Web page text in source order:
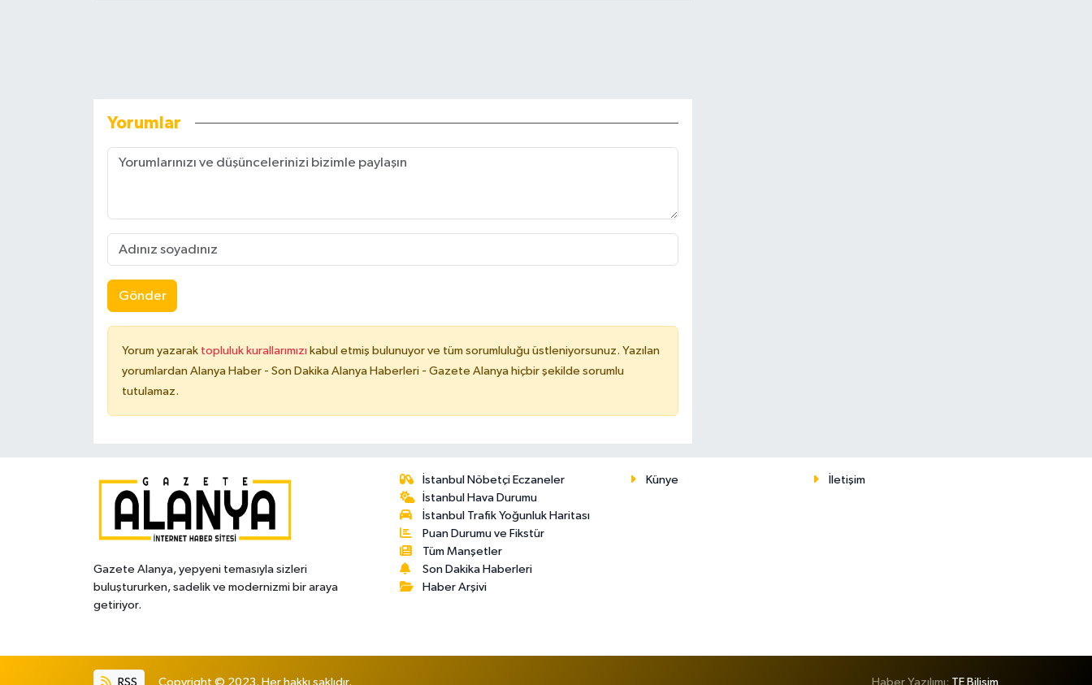
Yorumlar
Gönder
Yorum yazarak topluluk kurallarımızı kabul etmiş bulunuyor ve tüm sorumluluğu üstleniyorsunuz. Yazılan
yorumlardan Alanya Haber - Son Dakika Alanya Haberleri - Gazete Alanya hiçbir şekilde sorumlu
tutulamaz.
Gazete Alanya, yepyeni temasıyla sizleri
buluştururken, sadelik ve modernizmi bir araya
getiriyor.
İstanbul Nöbetçi Eczaneler
İstanbul Hava Durumu
İstanbul Trafik Yoğunluk Haritası
Puan Durumu ve Fikstür
Tüm Manşetler
Son Dakika Haberleri
Haber Arşivi
Künye İletişim
RSS Copyright © 2023. Her hakkı saklıdır. Haber Yazılımı: TE Bilişim